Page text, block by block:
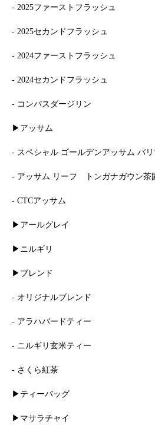
- 2025ファーストフラッシュ
- 2025セカンドフラッシュ
- 2024ファーストフラッシュ
- 2024セカンドフラッシュ
- コンパスダージリン
▶アッサム
- スペシャル ゴールデンアッサム バリ
- アッサム リーフ トンガナガウン茶
- CTCアッサム
▶アールグレイ
▶ニルギリ
▶ブレンド
- オリジナルブレンド
- アラハバードティー
- ニルギリ玄米ティー
- さくら紅茶
▶ティーバッグ
▶マサラチャイ